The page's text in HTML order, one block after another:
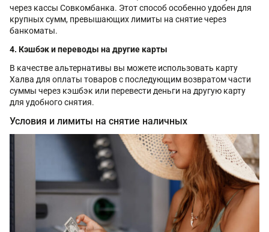
через кассы Совкомбанка. Этот способ особенно удобен для
крупных сумм, превышающих лимиты на снятие через
банкоматы.
4. Кэшбэк и переводы на другие карты
В качестве альтернативы вы можете использовать карту
Халва для оплаты товаров с последующим возвратом части
суммы через кэшбэк или перевести деньги на другую карту
для удобного снятия.
Условия и лимиты на снятие наличных